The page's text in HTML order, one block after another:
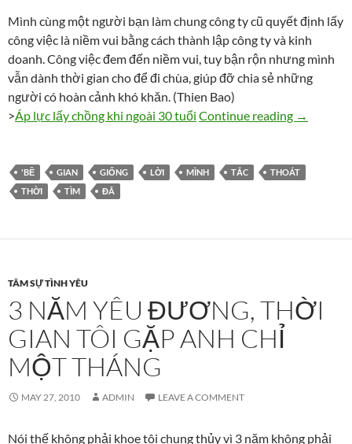
Mình cùng một người bạn làm chung công ty cũ quyết định lấy
công việc là niềm vui bằng cách thành lập công ty và kinh
doanh. Công việc đem đến niềm vui, tuy bận rộn nhưng mình
vẫn dành thời gian cho để đi chùa, giúp đỡ chia sẻ những
người có hoàn cảnh khó khăn. (Thien Bao)
>Áp lực lấy chồng khi ngoài 30 tuổi Continue reading Sau thời
→
'BỀ GIAN GIỐNG LỜI MÌNH TẮC
THOÁT
THỜI
TÌM ĐÃ
TÂM SỰ TÌNH YÊU
3 NĂM YÊU ĐƯƠNG, THỜI
GIAN TÔI GẶP ANH CHỈ
MỘT THÁNG
MAY 27, 2010 ADMIN LEAVE A COMMENT
Nói thế không phải khoe tôi chung thủy vì 3 năm không phải